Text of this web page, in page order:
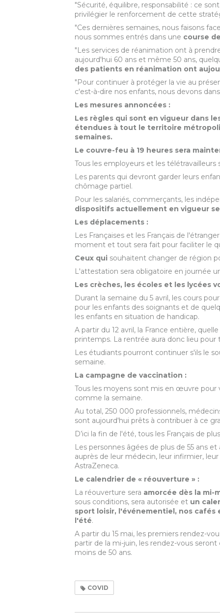
"Sécurité, équilibre, responsabilité : ce
privilégier le renforcement de cette
"Ces dernières semaines, nous faisons
nous sommes entrés dans une course
"Les services de réanimation ont à
aujourd'hui 60 ans et même 50 ans,
des patients en réanimation ont
"Pour continuer à protéger la vie au
c'est-à-dire nos enfants, nous devons
Les mesures annoncées :
Les règles qui sont en vigueur dans
étendues à tout le territoire
semaines.
Le couvre-feu à 19 heures sera
Tous les employeurs et les
Les parents qui devront garder leurs
chômage partiel.
Pour les salariés, commerçants, les
dispositifs actuellement en vigueur
Les déplacements :
Les Françaises et les Français de
moment et tout sera fait pour faciliter le
Ceux qui souhaitent changer de région
L'attestation sera obligatoire en journée
Les crèches, les écoles et les lycées
Durant la semaine du 5 avril, les cours
pour les enfants des soignants et de
les enfants en situation de handicap.
A partir du 12 avril, la France entière,
printemps. La rentrée aura donc lieu pour
Les étudiants pourront continuer s'ils le
semaine.
La campagne de vaccination :
Tous les moyens sont mis en œuvre pour
comme la semaine.
Au total, 250 000 professionnels,
sont aujourd'hui prêts à contribuer à ce
D’ici la fin de l'été, tous les Français de
Les personnes âgées de plus de 55 ans
auprès de leur médecin, leur infirmier,
AstraZeneca.
Le calendrier de « réouverture » :
La réouverture sera amorcée dès la mi-
sous conditions, sera autorisée et un
sport loisir, l'événementiel, nos
l'été.
A partir du 15 mai, les premiers rendez-
partir de la mi-juin, les rendez-vous
moins de 50 ans.
COVID